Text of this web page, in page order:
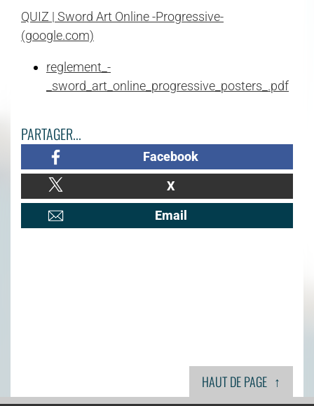
QUIZ | Sword Art Online -Progressive-
(google.com)
reglement_-
_sword_art_online_progressive_posters_.pdf
PARTAGER...
Facebook
X
Email
HAUT DE PAGE ↑